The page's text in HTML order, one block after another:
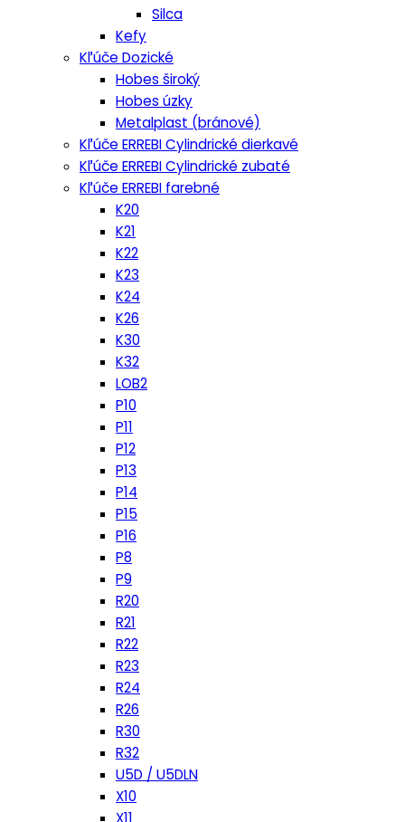
Silca
Kefy
Kľúče Dozické
Hobes široký
Hobes úzky
Metalplast (bránové)
Kľúče ERREBI Cylindrické dierkavé
Kľúče ERREBI Cylindrické zubaté
Kľúče ERREBI farebné
K20
K21
K22
K23
K24
K26
K30
K32
LOB2
P10
P11
P12
P13
P14
P15
P16
P8
P9
R20
R21
R22
R23
R24
R26
R30
R32
U5D / U5DLN
X10